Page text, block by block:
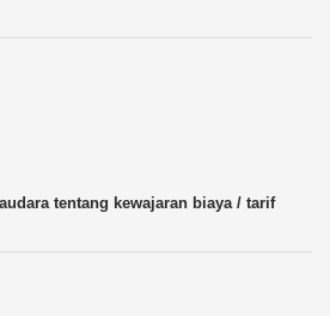
tentang kewajaran biaya / tarif